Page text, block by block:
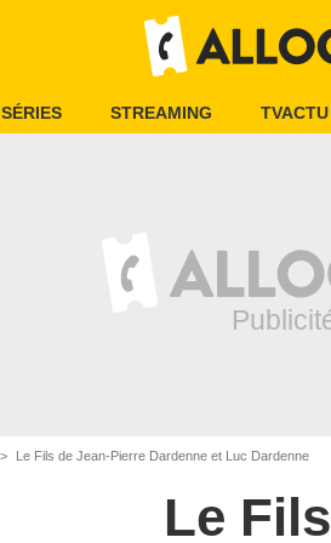
SÉRIES STREAMING TVACTU
Le Fils de Jean-Pierre Dardenne et Luc Dardenne
Le Fils